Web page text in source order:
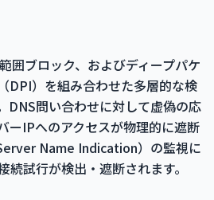
囲ブロック、およびディープパケ
DPI）を組み合わせた多層的な検
DNS問い合わせに対して虚偽の応
ーIPへのアクセスが物理的に遮断
Name Indication）の監視に
続試行が検出・遮断されます。